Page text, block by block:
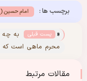
برچسب ها : امام حسین
« پست قبلی
به چه
قلدر
محرم ماهی است که
رسانده است
مقالات مرتبط